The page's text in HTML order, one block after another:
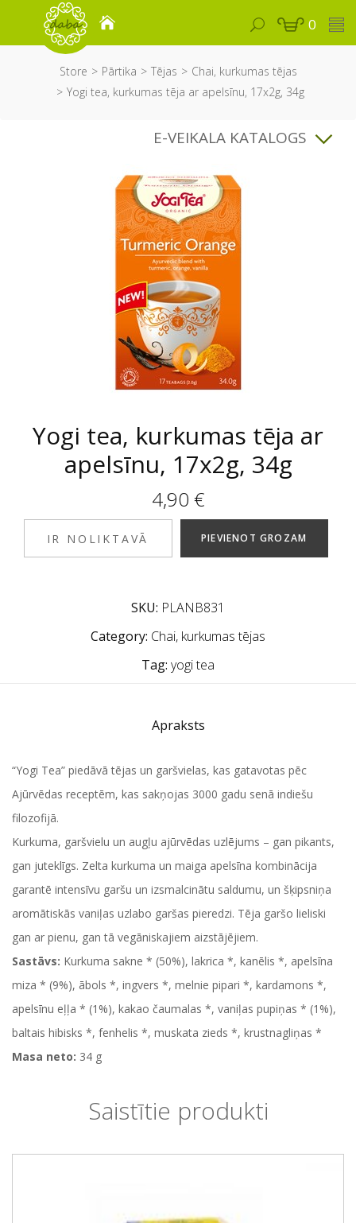
0
Store Pārtika Tējas
Chai, kurkumas tējas
Yogi tea, kurkumas tēja ar apelsīnu, 17x2g, 34g
E-VEIKALA KATALOGS
Yogi tea, kurkumas tēja ar
apelsīnu, 17x2g, 34g
4,90 €
IR NOLIKTAVĀ PIEVIENOT GROZAM
SKU: PLANB831
Category: Chai, kurkumas tējas
Tag: yogi tea
Apraksts
“Yogi Tea” piedāvā tējas un garšvielas, kas gatavotas pēc
Ajūrvēdas receptēm, kas sakņojas 3000 gadu senā indiešu
filozofijā.
Kurkuma, garšvielu un augļu ajūrvēdas uzlējums – gan pikants,
gan juteklīgs. Zelta kurkuma un maiga apelsīna kombinācija
garantē intensīvu garšu un izsmalcinātu saldumu, un šķipsniņa
aromātiskās vaniļas uzlabo garšas pieredzi. Tēja garšo lieliski
gan ar pienu, gan tā vegāniskajiem aizstājējiem.
Sastāvs: Kurkuma sakne * (50%), lakrica *, kanēlis *, apelsīna
miza * (9%), ābols *, ingvers *, melnie pipari *, kardamons *,
apelsīnu eļļa * (1%), kakao čaumalas *, vaniļas pupiņas * (1%),
baltais hibisks *, fenhelis *, muskata zieds *, krustnagliņas *
Masa neto: 34 g
Saistītie produkti